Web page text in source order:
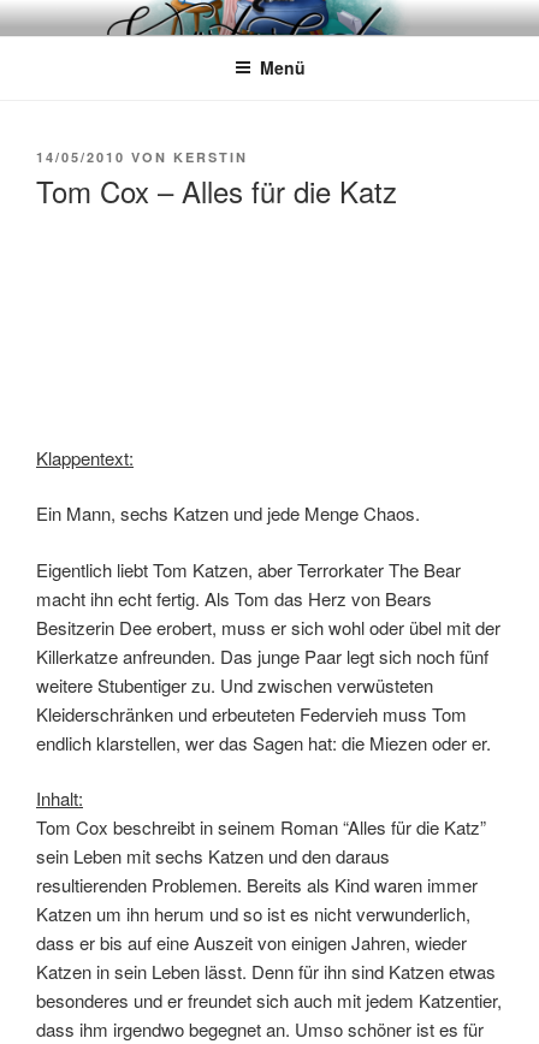
Zum
InhaltWÖRTERKATZE
Von Büchern erzählen
Menü
VERÖFFENTLICHT
14/05/2010 VON KERSTIN
Tom Cox – Alles für die Katz
Klappentext:
Ein Mann, sechs Katzen und jede Menge Chaos.
Eigentlich liebt Tom Katzen, aber Terrorkater The Bear
macht ihn echt fertig. Als Tom das Herz von Bears
Besitzerin Dee erobert, muss er sich wohl oder übel mit der
Killerkatze anfreunden. Das junge Paar legt sich noch fünf
weitere Stubentiger zu. Und zwischen verwüsteten
Kleiderschränken und erbeuteten Federvieh muss Tom
endlich klarstellen, wer das Sagen hat: die Miezen oder er.
Inhalt:
Tom Cox beschreibt in seinem Roman “Alles für die Katz”
sein Leben mit sechs Katzen und den daraus
resultierenden Problemen. Bereits als Kind waren immer
Katzen um ihn herum und so ist es nicht verwunderlich,
dass er bis auf eine Auszeit von einigen Jahren, wieder
Katzen in sein Leben lässt. Denn für ihn sind Katzen etwas
besonderes und er freundet sich auch mit jedem Katzentier,
dass ihm irgendwo begegnet an. Umso schöner ist es für